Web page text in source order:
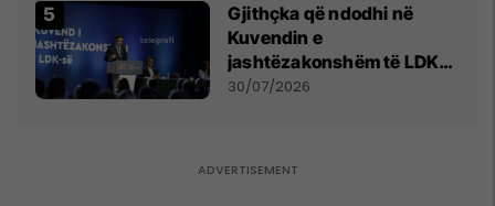
Gjithçka që ndodhi në
Kuvendin e
jashtëzakonshëm të LDK-
së
30/07/2026